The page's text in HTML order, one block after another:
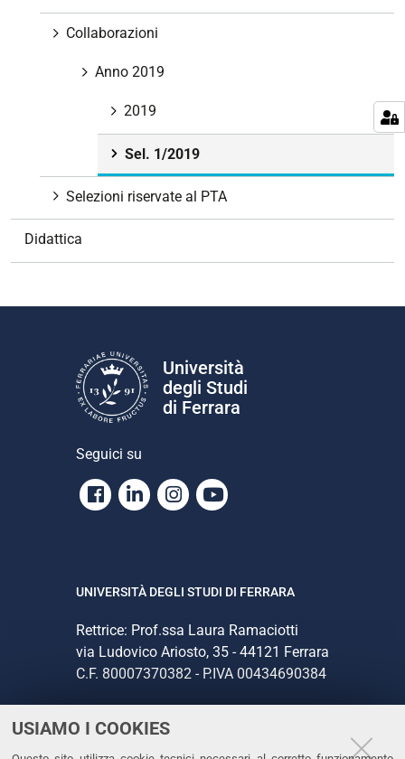
USIAMO I COOKIES
Collaborazioni
Anno 2019
2019
Sel. 1/2019
Selezioni riservate al PTA
Didattica
Università
degli Studi
di Ferrara
Seguici su
Facebook
LinkedinInstagram
Youtube
UNIVERSITÀ DEGLI STUDI DI FERRARA
Rettrice: Prof.ssa Laura Ramaciotti
via Ludovico Ariosto, 35 - 44121 Ferrara
C.F. 80007370382 - P.IVA 00434690384
CONTATTI